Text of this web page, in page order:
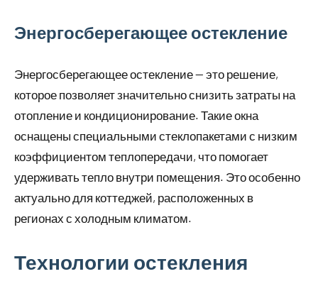
Энергосберегающее остекление
Энергосберегающее остекление — это решение,
которое позволяет значительно снизить затраты на
отопление и кондиционирование. Такие окна
оснащены специальными стеклопакетами с низким
коэффициентом теплопередачи, что помогает
удерживать тепло внутри помещения. Это особенно
актуально для коттеджей, расположенных в
регионах с холодным климатом.
Технологии остекления